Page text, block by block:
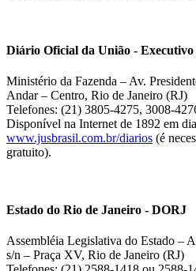
Diário Oficial da União -
Ministério da Fazenda – Av.
Andar – Centro, Rio de Janeiro (RJ)
Telefones: (21) 3805-4275, 3008-
Disponível na Internet de 1892 em
www.jusbrasil.com.br/diarios (é
gratuito).
Estado do Rio de Janeiro - DORJ
Assembléia Legislativa do Estado –
s/n – Praça XV, Rio de Janeiro (RJ)